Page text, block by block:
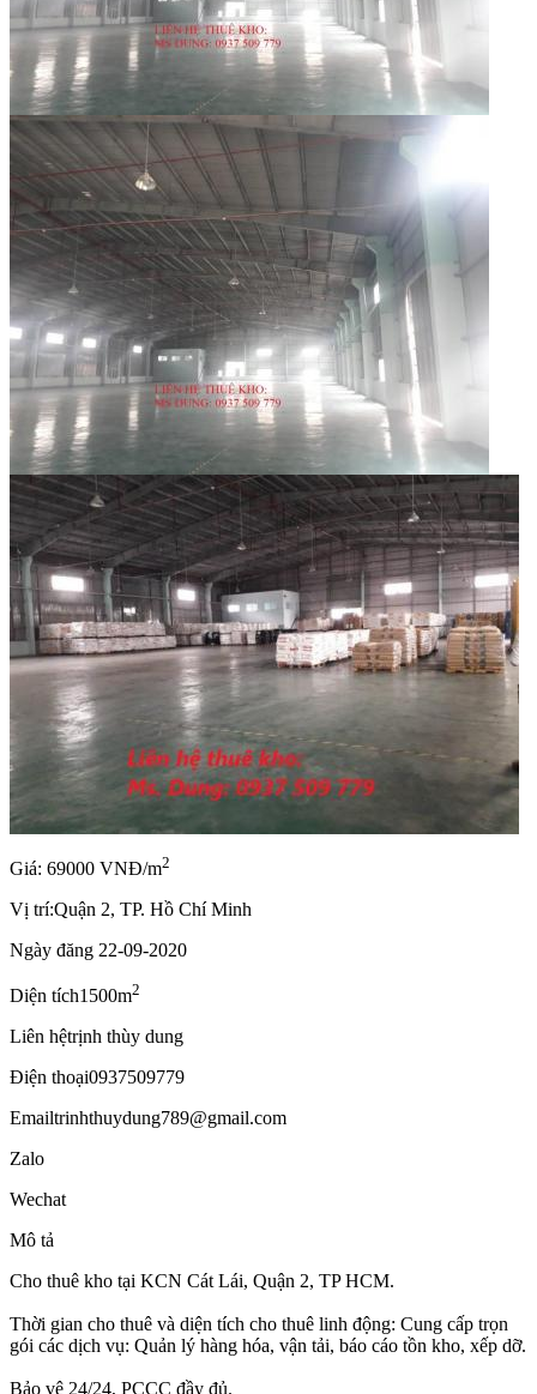
Giá: 69000 VNĐ/m2
Vị trí:Quận 2, TP. Hồ Chí Minh
Ngày đăng 22-09-2020
Diện tích1500m2
Liên hệtrịnh thùy dung
Điện thoại0937509779
Emailtrinhthuydung789@gmail.com
Zalo
Wechat
Mô tả
Cho thuê kho tại KCN Cát Lái, Quận 2, TP HCM.
Thời gian cho thuê và diện tích cho thuê linh động: Cung cấp trọn
gói các dịch vụ: Quản lý hàng hóa, vận tải, báo cáo tồn kho, xếp dỡ.
Bảo vệ 24/24, PCCC đầy đủ.